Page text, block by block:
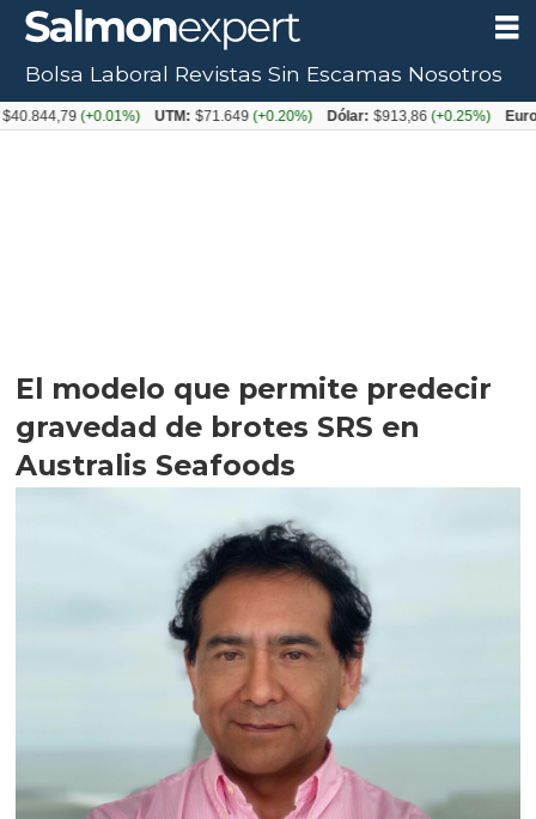
El modelo que permite predecir
gravedad de brotes SRS en
Australis Seafoods
Bolsa Laboral Revistas Sin Escamas Nosotros
(+0.01%) UTM: $71.649(+0.20%) Dólar: $913,86(+0.25%) Euro: